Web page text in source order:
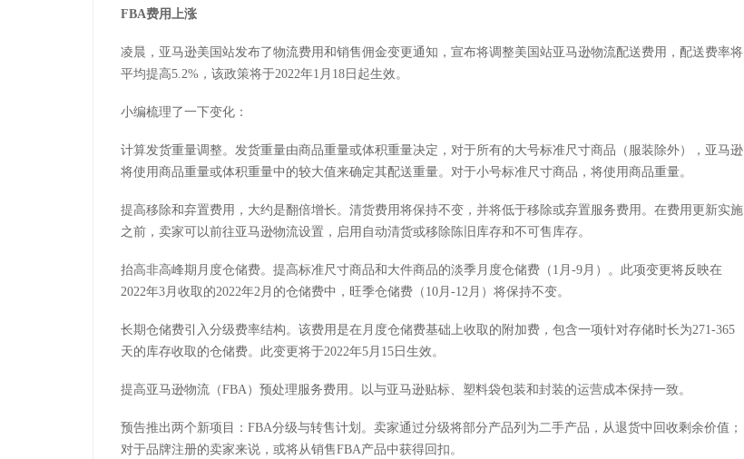
FBA费用上涨
凌晨，亚马逊美国站发布了物流费用和销售佣金变更通知，宣布将调整美国站亚马逊物流配送费用，配送费率将
平均提高5.2%，该政策将于2022年1月18日起生效。
小编梳理了一下变化：
计算发货重量调整。发货重量由商品重量或体积重量决定，对于所有的大号标准尺寸商品（服装除外），亚马逊
将使用商品重量或体积重量中的较大值来确定其配送重量。对于小号标准尺寸商品，将使用商品重量。
提高移除和弃置费用，大约是翻倍增长。清货费用将保持不变，并将低于移除或弃置服务费用。在费用更新实施
之前，卖家可以前往亚马逊物流设置，启用自动清货或移除陈旧库存和不可售库存。
抬高非高峰期月度仓储费。提高标准尺寸商品和大件商品的淡季月度仓储费（1月-9月）。此项变更将反映在
2022年3月收取的2022年2月的仓储费中，旺季仓储费（10月-12月）将保持不变。
长期仓储费引入分级费率结构。该费用是在月度仓储费基础上收取的附加费，包含一项针对存储时长为271-365
天的库存收取的仓储费。此变更将于2022年5月15日生效。
提高亚马逊物流（FBA）预处理服务费用。以与亚马逊贴标、塑料袋包装和封装的运营成本保持一致。
预告推出两个新项目：FBA分级与转售计划。卖家通过分级将部分产品列为二手产品，从退货中回收剩余价值；
对于品牌注册的卖家来说，或将从销售FBA产品中获得回扣。